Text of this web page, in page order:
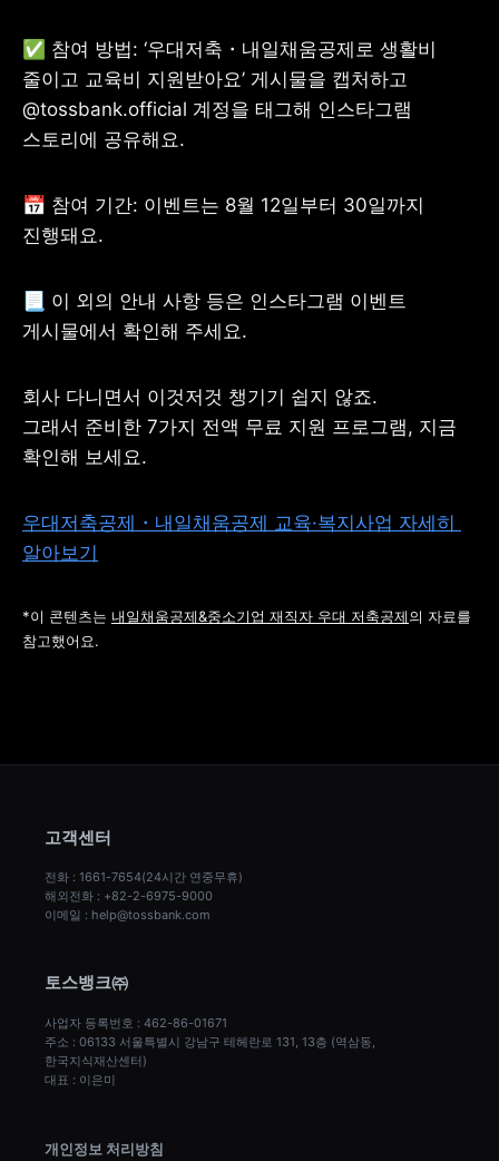
✅ 참여 방법: ‘우대저축・내일채움공제로 생활비
줄이고 교육비 지원받아요’ 게시물을 캡처하고
@tossbank.official 계정을 태그해 인스타그램
스토리에 공유해요.
📅 참여 기간: 이벤트는 8월 12일부터 30일까지
진행돼요.
📃 이 외의 안내 사항 등은 인스타그램 이벤트
게시물에서 확인해 주세요.
회사 다니면서 이것저것 챙기기 쉽지 않죠.
그래서 준비한 7가지 전액 무료 지원 프로그램, 지금
확인해 보세요.
우대저축공제・내일채움공제 교육·복지사업 자세히
알아보기
*이 콘텐츠는 내일채움공제&중소기업 재직자 우대 저축공제의 자료를
참고했어요.
고객센터
전화 : 1661-7654(24시간 연중무휴)
해외전화 : +82-2-6975-9000
이메일 : help@tossbank.com
토스뱅크㈜
사업자 등록번호 : 462-86-01671
주소 : 06133 서울특별시 강남구 테헤란로 131, 13층 (역삼동,
한국지식재산센터)
대표 : 이은미
개인정보 처리방침